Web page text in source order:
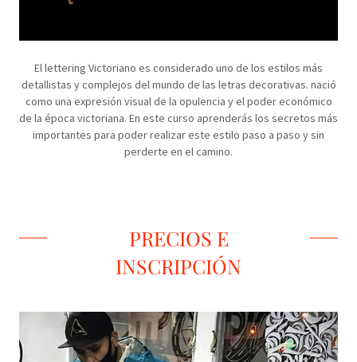
El lettering Victoriano es considerado uno de los estilos más
detallistas y complejos del mundo de las letras decorativas. nació
como una expresión visual de la opulencia y el poder económico
de la época victoriana. En este curso aprenderás los secretos más
importantes para poder realizar este estilo paso a paso y sin
perderte en el camino.
PRECIOS E
INSCRIPCIÓN